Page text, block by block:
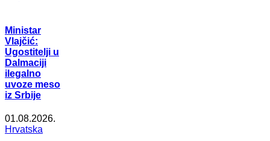
Ministar
Vlajčić:
Ugostitelji u
Dalmaciji
ilegalno
uvoze meso
iz Srbije
01.08.2026.
Hrvatska